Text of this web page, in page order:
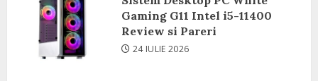
Gaming G11 Intel i5-11400
Review si Pareri
24 IULIE 2026